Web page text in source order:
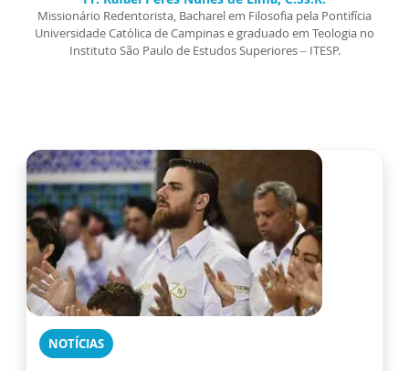
Missionário Redentorista, Bacharel em Filosofia pela Pontifícia
Universidade Católica de Campinas e graduado em Teologia no
Instituto São Paulo de Estudos Superiores – ITESP.
NOTÍCIAS